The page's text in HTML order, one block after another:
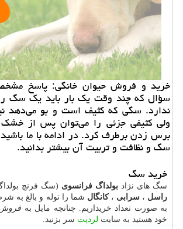
خرید و فروش حیوان خانگی: پاسخ
سؤال كه چند وقت یك بار باید یك سگ
ندارد. سگی كه كثیف است و بو می‌دهد
ولی كثیفی جزئی را می‌توان پس از
برس زدن برطرف كرد. در ادامه با ما
سگ و نظافت و تربیت آن بیشتر بدانید.
خرید سگ
سگ های نژاد بولداگ فرانسوی (سگ فرنچ
راسل ،سرابی ،کانگال شما را توله و بالغ به
به صورت تعداد خریداریم. چنانچه مایل به فروش
خود هستید به سایت لردپت سر بزنید.